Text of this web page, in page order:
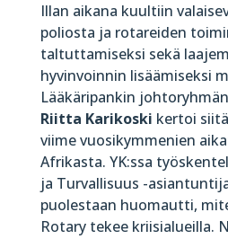
Illan aikana kuultiin
poliosta ja rotareiden
taltuttamiseksi sekä
hyvinvoinnin lisäämiseksi
Lääkäripankin
Riitta Karikoski kertoi
viime vuosikymmenien
Afrikasta. YK:ssa
ja Turvallisuus -
puolestaan huomautti,
Rotary tekee kriisialueilla.